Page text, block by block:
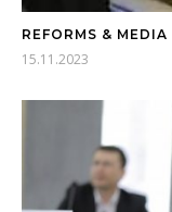
REFORMS &
15.11.2023